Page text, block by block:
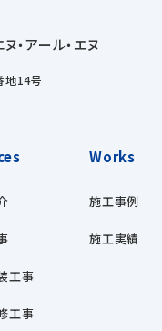
・アール・エヌ
地14号
工事
工事
Works
施工事例
施工実績